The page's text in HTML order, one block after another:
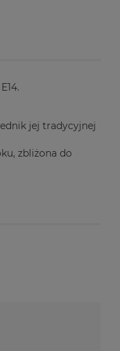
jej tradycyjnej
zbliżona do